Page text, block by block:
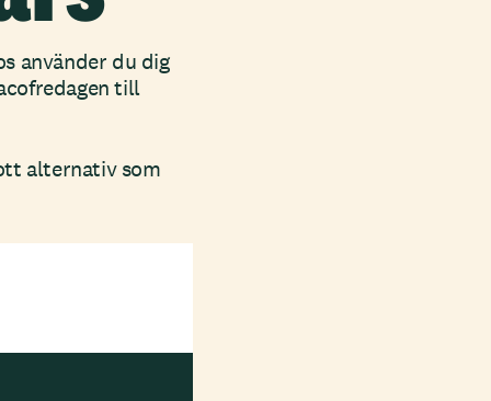
använder du dig
till
alternativ som